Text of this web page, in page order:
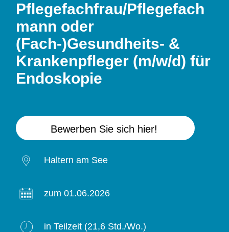
Pflegefachfrau/Pflegefach
mann oder
(Fach-)Gesundheits- &
Krankenpfleger (m/w/d) für
Endoskopie
Bewerben Sie sich hier!
Haltern am See
zum 01.06.2026
in Teilzeit (21,6 Std./Wo.)